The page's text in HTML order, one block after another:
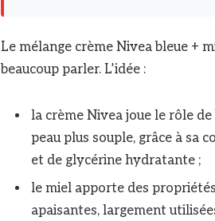
Le mélange crème Nivea bleue +
beaucoup parler. L’idée :
la crème Nivea joue le rôle
peau plus souple, grâce à sa
et de glycérine hydratante ;
le miel apporte des
apaisantes, largement